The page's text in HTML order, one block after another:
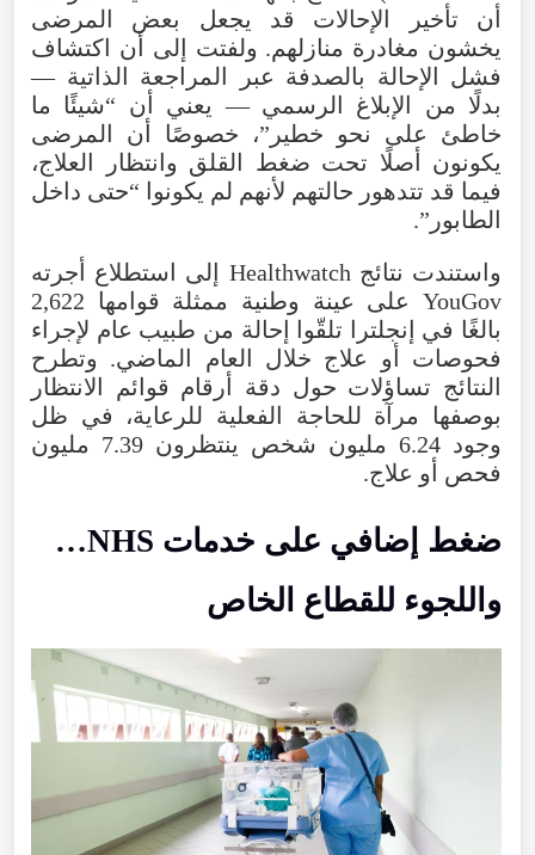
أن تأخير الإحالات قد يجعل بعض المرضى
يخشون مغادرة منازلهم. ولفتت إلى أن اكتشاف
فشل الإحالة بالصدفة عبر المراجعة الذاتية —
بدلًا من الإبلاغ الرسمي — يعني أن “شيئًا ما
خاطئ على نحو خطير”، خصوصًا أن المرضى
يكونون أصلًا تحت ضغط القلق وانتظار العلاج،
فيما قد تتدهور حالتهم لأنهم لم يكونوا “حتى داخل
الطابور”.
واستندت نتائج Healthwatch إلى استطلاع أجرته
YouGov على عينة وطنية ممثلة قوامها 2,622
بالغًا في إنجلترا تلقّوا إحالة من طبيب عام لإجراء
فحوصات أو علاج خلال العام الماضي. وتطرح
النتائج تساؤلات حول دقة أرقام قوائم الانتظار
بوصفها مرآة للحاجة الفعلية للرعاية، في ظل
وجود 6.24 مليون شخص ينتظرون 7.39 مليون
فحص أو علاج.
ضغط إضافي على خدمات NHS…
واللجوء للقطاع الخاص